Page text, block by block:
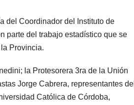
del Coordinador del Instituto de
parte del trabajo estadístico que se
Provincia.
la Protesorera 3ra de la Unión
Jorge Cabrera, representantes del
Católica de Córdoba,